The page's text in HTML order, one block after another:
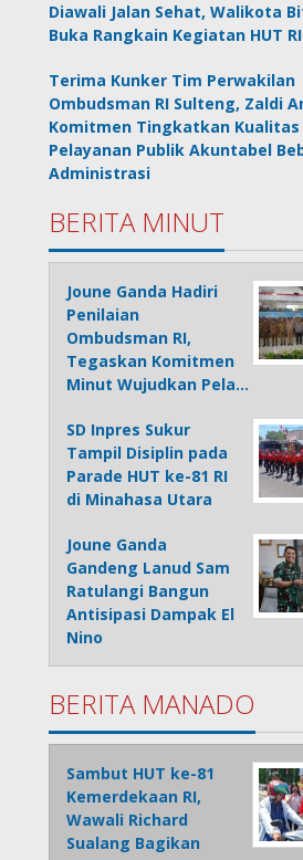
Diawali Jalan Sehat, Walikota
Buka Rangkain Kegiatan HUT RI
Terima Kunker Tim Perwakilan
Ombudsman RI Sulteng, Zaldi
Komitmen Tingkatkan Kualitas
Pelayanan Publik Akuntabel
Administrasi
BERITA MINUT
Joune Ganda Hadiri
Penilaian
Ombudsman RI,
Tegaskan Komitmen
Minut Wujudkan Pela…
SD Inpres Sukur
Tampil Disiplin pada
Parade HUT ke-81 RI
di Minahasa Utara
Joune Ganda
Gandeng Lanud Sam
Ratulangi Bangun
Antisipasi Dampak El
Nino
BERITA MANADO
Sambut HUT ke-81
Kemerdekaan RI,
Wawali Richard
Sualang Bagikan